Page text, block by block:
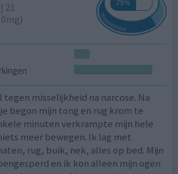
21
misselijkheid na narcose. Na
begon mijn tong en rug krom te
minuten verkrampte mijn hele
meer bewegen. Ik lag met
rug, buik, nek, alles op bed. Mijn
en ik kon alleen mijn ogen